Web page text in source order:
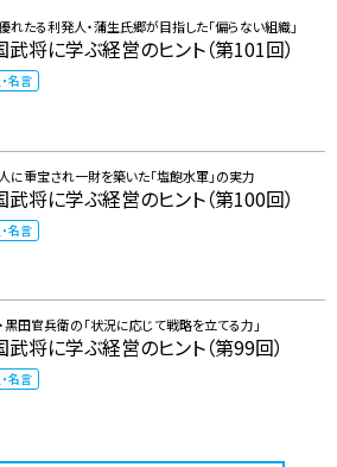
れたる利発人・蒲生氏郷が目指した「偏らない組織」
武将に学ぶ経営のヒント（第101回）
名言
に重宝され一財を築いた「塩飽水軍」の実力
武将に学ぶ経営のヒント（第100回）
名言
黒田官兵衛の「状況に応じて戦略を立てる力」
武将に学ぶ経営のヒント（第99回）
名言